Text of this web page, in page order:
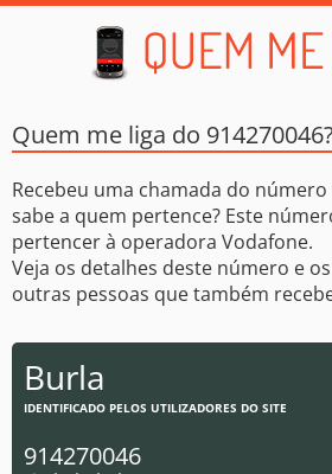
Quem me liga do 914270046?
Recebeu uma chamada do número
sabe a quem pertence? Este
pertencer à operadora Vodafone.
Veja os detalhes deste número e
outras pessoas que também
Burla
IDENTIFICADO PELOS UTILIZADORES DO SITE
914270046